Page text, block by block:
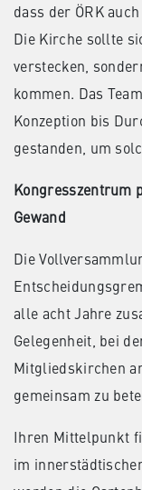
dass der ÖRK
Die Kirche sollte
verstecken,
kommen. Das
Konzeption bis
gestanden, um
Kongresszentrum
Gewand
Die
alle acht Jahre
Gelegenheit, bei
Mitgliedskirchen
gemeinsam zu
Ihren Mittelpunkt
im